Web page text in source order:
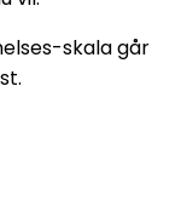
skala går